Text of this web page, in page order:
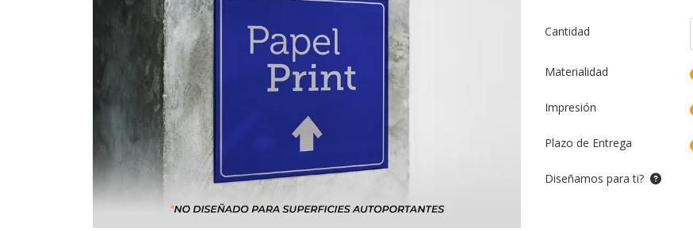
Cantidad
Materialidad
Impresión
Plazo de Entrega
Diseñamos para ti?